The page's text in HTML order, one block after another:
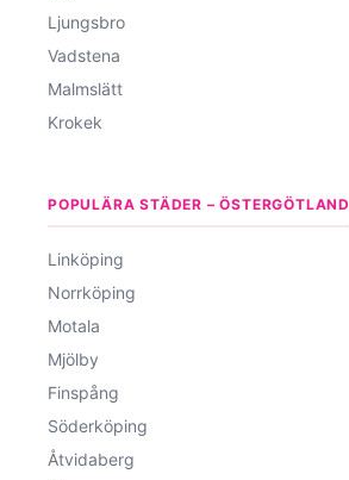
Ljungsbro
Vadstena
Malmslätt
Krokek
POPULÄRA STÄDER – ÖSTERGÖTLAND
Linköping
Norrköping
Motala
Mjölby
Finspång
Söderköping
Åtvidaberg